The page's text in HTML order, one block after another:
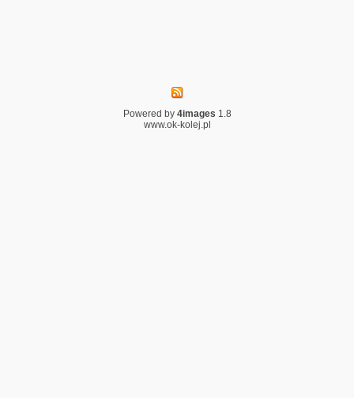
Powered by 4images 1.8
www.ok-kolej.pl